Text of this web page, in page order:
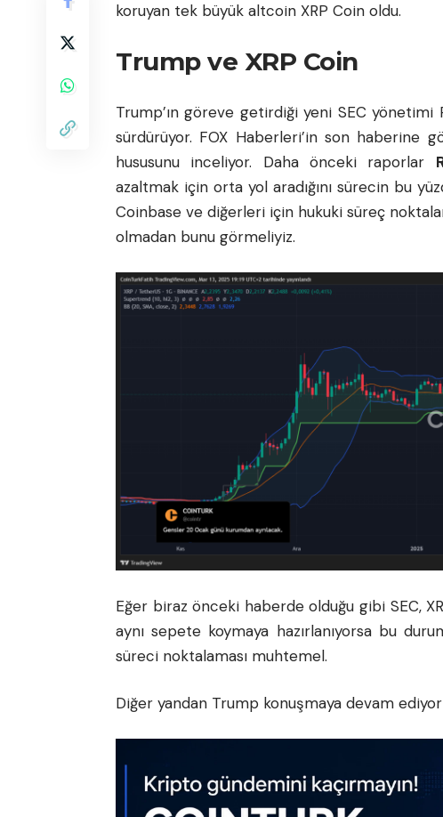
koruyan tek büyük altcoin XRP Coin oldu.
Trump ve XRP Coin
Trump’ın göreve getirdiği yeni SEC yönetimi
sürdürüyor. FOX Haberleri’in son haberine
hususunu inceliyor. Daha önceki raporlar
azaltmak için orta yol aradığını sürecin bu
Coinbase ve diğerleri için hukuki süreç
olmadan bunu görmeliyiz.
Eğer biraz önceki haberde olduğu gibi SEC,
aynı sepete koymaya hazırlanıyorsa bu
süreci noktalaması muhtemel.
Diğer yandan Trump konuşmaya devam ediyor